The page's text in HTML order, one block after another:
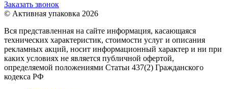
Заказать звонок
© Активная упаковка 2026
Вся представленная на сайте информация, касающаяся
технических характеристик, стоимости услуг и описания
рекламных акций, носит информационный характер и ни при
каких условиях не является публичной офертой,
определяемой положениями Статьи 437(2) Гражданского
кодекса РФ